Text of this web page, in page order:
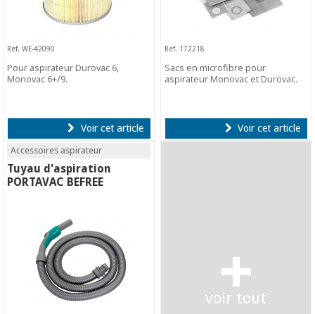
Ref. WE-42090
Pour aspirateur Durovac 6,
Monovac 6+/9.
Voir cet article
Ref. 172218
Sacs en microfibre pour
aspirateur Monovac et Durovac.
Voir cet article
Accessoires aspirateur
Tuyau d'aspiration
PORTAVAC BEFREE
+
voir tout